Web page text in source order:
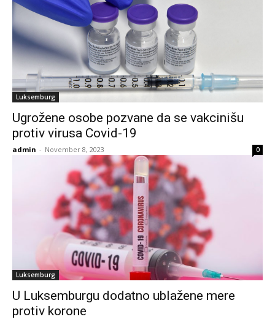
Luksemburg
Ugrožene osobe pozvane da se vakcinišu
protiv virusa Covid-19
admin - November 8, 2023 0
Luksemburg
U Luksemburgu dodatno ublažene mere
protiv korone